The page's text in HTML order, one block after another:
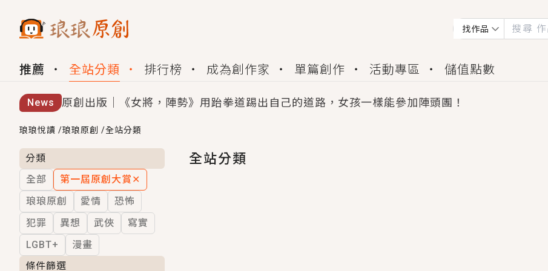
找作品
推薦 全站分類 排行榜 成為創作家 單篇創作 活動專區 儲值點數
News 原創出版｜《女將，陣勢》用跆拳道踢出自己的道路，女孩一樣能參加陣頭團！
創,作家招募｜華文小說創作首選！有機會獲得豐富廣宣資源、專屬服務與獨享福利！
小編心動書單｜《離婚你提的，二婚嫁大佬，你哭什麼？》追妻火葬場！前夫失憶移情別戀，
GL｜《夏日與檸檬與重疊世界》炎熱的夏日、檸檬的香氣、互相愛慕的兩位少女，今夏最推純愛
BL｜《費洛蒙中毒》救命！特殊費洛蒙體質世界觀，無法抗拒的吸引力，已中毒Σ>―(〃°ω°〃
OMG你嚇到我了｜《陰陽鬼店》上班族買了房子模型，但現實中買下的竟是屬於他的停屍櫃？！
言情｜《國語推行員》每個人心中都有一個連自己也無法改變的永恆， 他的一生將不由自主追逐
琅琅悅讀 /琅琅原創 /全站分類
分類
全部
第一屆原創大賞 ✕
琅琅原創
愛情
恐怖
犯罪
異想 武俠
寫實
LGBT+
漫畫
條件篩選
全站分類